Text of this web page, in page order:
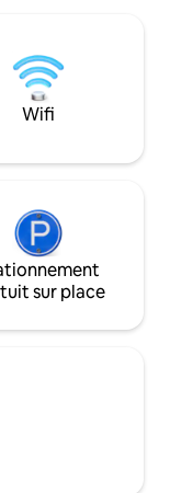
un couple, mais
jusqu'à 3
gardant à l'esprit
limité dans ce cas.
Wifi
sur place